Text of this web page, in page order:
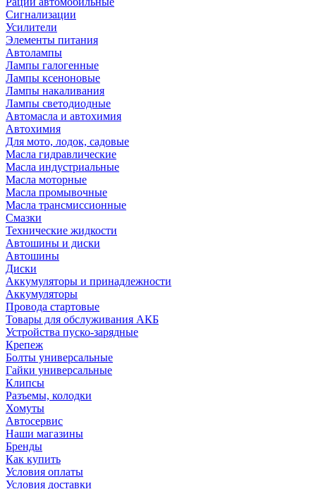
Сигнализации
Усилители
Элементы питания
Автолампы
Лампы галогенные
Лампы ксеноновые
Лампы накаливания
Лампы светодиодные
Автомасла и автохимия
Автохимия
Для мото, лодок, садовые
Масла гидравлические
Масла индустриальные
Масла моторные
Масла промывочные
Масла трансмиссионные
Смазки
Технические жидкости
Автошины и диски
Автошины
Диски
Аккумуляторы и принадлежности
Аккумуляторы
Провода стартовые
Товары для обслуживания АКБ
Устройства пуско-зарядные
Крепеж
Болты универсальные
Гайки универсальные
Клипсы
Разъемы, колодки
Хомуты
Автосервис
Наши магазины
Бренды
Как купить
Условия оплаты
Условия доставки